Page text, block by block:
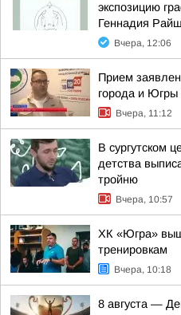
экспозицию
Геннадия
Вчера, 12:06
Прием
города и Югры
Вчера, 11:12
В сургутском
детства
тройню
Вчера, 10:57
ХК «Югра»
тренировкам
Вчера, 10:18
8 августа —